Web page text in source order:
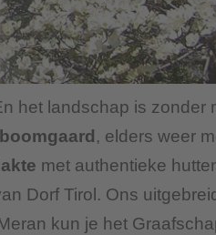
het landschap is zonder
, elders weer
met authentieke
Dorf Tirol. Ons
kun je het